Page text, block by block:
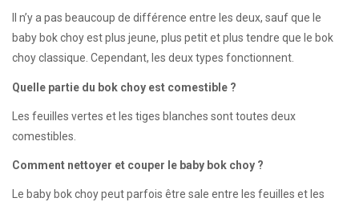
Il n’y a pas beaucoup de différence entre les deux, sauf que le
baby bok choy est plus jeune, plus petit et plus tendre que le bok
choy classique. Cependant, les deux types fonctionnent.
Quelle partie du bok choy est comestible ?
Les feuilles vertes et les tiges blanches sont toutes deux
comestibles.
Comment nettoyer et couper le baby bok choy ?
Le baby bok choy peut parfois être sale entre les feuilles et les